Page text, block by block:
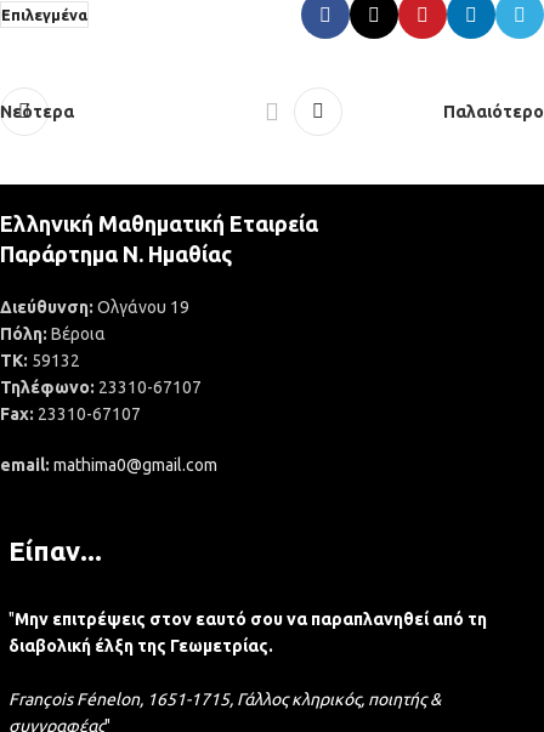
Επιλεγμένα
Νεότερα Παλαιότερο
Ελληνική Μαθηματική Εταιρεία
Παράρτημα Ν. Ημαθίας
Διεύθυνση: Ολγάνου 19
Πόλη: Βέροια
ΤΚ: 59132
Τηλέφωνο: 23310-67107
Fax: 23310-67107
email: mathima0@gmail.com
Είπαν...
"Μην επιτρέψεις στον εαυτό σου να παραπλανηθεί από τη
διαβολική έλξη της Γεωμετρίας.
François Fénelon, 1651-1715, Γάλλος κληρικός, ποιητής &
συγγραφέας"